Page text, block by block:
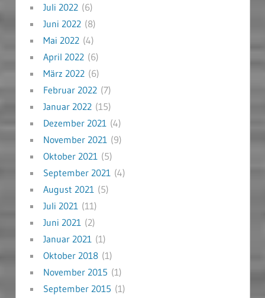
Juli 2022(6)
Juni 2022(8)
Mai 2022(4)
April 2022(6)
März 2022(6)
Februar 2022(7)
Januar 2022(15)
Dezember 2021 (4)
November 2021 (9)
Oktober 2021 (5)
September 2021 (4)
August 2021 (5)
Juli 2021 (11)
Juni 2021 (2)
Januar 2021 (1)
Oktober 2018(1)
November 2015 (1)
September 2015 (1)